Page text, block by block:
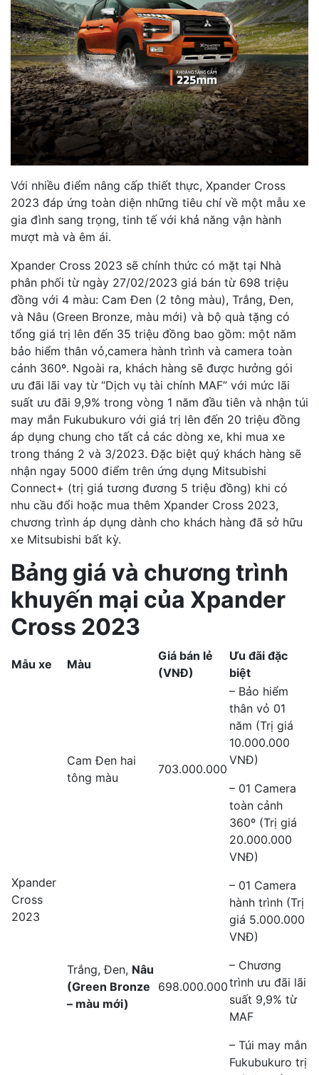
Với nhiều điểm nâng cấp thiết thực, Xpander Cross
2023 đáp ứng toàn diện những tiêu chí về một mẫu xe
gia đình sang trọng, tinh tế với khả năng vận hành
mượt mà và êm ái.
Xpander Cross 2023 sẽ chính thức có mặt tại Nhà
phân phối từ ngày 27/02/2023 giá bán từ 698 triệu
đồng với 4 màu: Cam Đen (2 tông màu), Trắng, Đen,
và Nâu (Green Bronze, màu mới) và bộ quà tặng có
tổng giá trị lên đến 35 triệu đồng bao gồm: một năm
bảo hiểm thân vỏ,camera hành trình và camera toàn
cảnh 360º. Ngoài ra, khách hàng sẽ được hưởng gói
ưu đãi lãi vay từ “Dịch vụ tài chính MAF” với mức lãi
suất ưu đãi 9,9% trong vòng 1 năm đầu tiên và nhận túi
may mắn Fukubukuro với giá trị lên đến 20 triệu đồng
áp dụng chung cho tất cả các dòng xe, khi mua xe
trong tháng 2 và 3/2023. Đặc biệt quý khách hàng sẽ
nhận ngay 5000 điểm trên ứng dụng Mitsubishi
Connect+ (trị giá tương đương 5 triệu đồng) khi có
nhu cầu đổi hoặc mua thêm Xpander Cross 2023,
chương trình áp dụng dành cho khách hàng đã sở hữu
xe Mitsubishi bất kỳ.
Bảng giá và chương trình
khuyến mại của Xpander
Cross 2023
Mẫu xe Màu
Giá bán lẻ
(VNĐ)
Ưu đãi đặc
biệt
Xpander
Cross
2023
Cam Đen hai
tông màu
703.000.000
– Bảo hiểm
thân vỏ 01
năm (Trị giá
10.000.000
VNĐ)
– 01 Camera
toàn cảnh
360º (Trị giá
20.000.000
VNĐ)
– 01 Camera
hành trình (Trị
giá 5.000.000
VNĐ)
– Chương
trình ưu đãi lãi
suất 9,9% từ
MAF
– Túi may mắn
Fukubukuro trị
Trắng, Đen, Nâu
(Green Bronze
– màu mới)
698.000.000